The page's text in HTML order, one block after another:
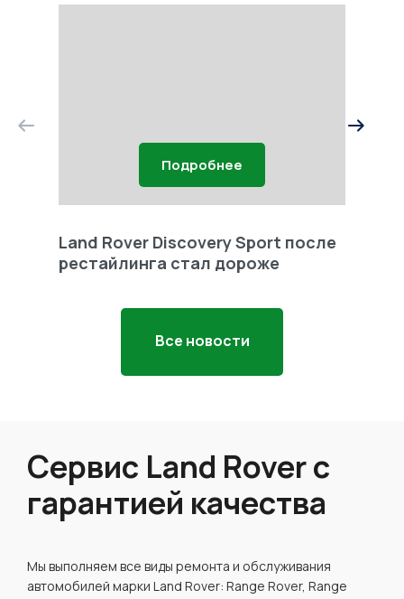
Подробнее
Land Rover Discovery Sport после
рестайлинга стал дороже
Все новости
Сервис Land Rover с
гарантией качества
Мы выполняем все виды ремонта и обслуживания
автомобилей марки Land Rover: Range Rover, Range